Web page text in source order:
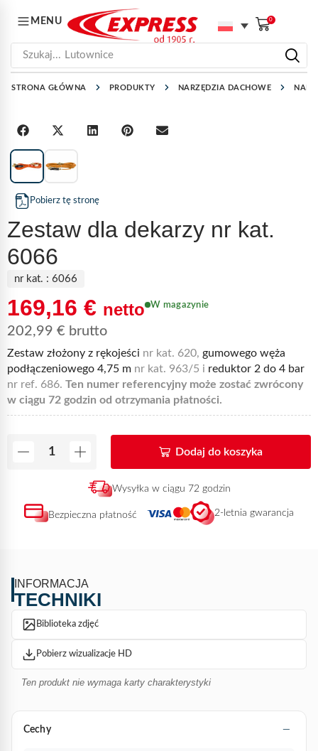
MENU 0
Szukaj... Lutownice
STRONA GŁÓWNA PRODUKTY NARZĘDZIA DACHOWE
Pobierz tę stronę
Zestaw dla dekarzy nr kat.
6066
nr kat. : 6066
169,16 € netto
202,99 € brutto
W magazynie
Zestaw złożony z rękojeści nr kat. 620, gumowego węża
podłączeniowego 4,75 m nr kat. 963/5 i reduktor 2 do 4 bar
nr ref. 686. Ten numer referencyjny może zostać zwrócony
w ciągu 72 godzin od otrzymania płatności.
Dodaj do koszyka
Wysyłka w ciągu 72 godzin
Bezpieczna płatność 2-letnia gwarancja
INFORMACJA
TECHNIKI
Biblioteka zdjęć
Pobierz wizualizacje HD
Ten produkt nie wymaga karty charakterystyki
Cechy